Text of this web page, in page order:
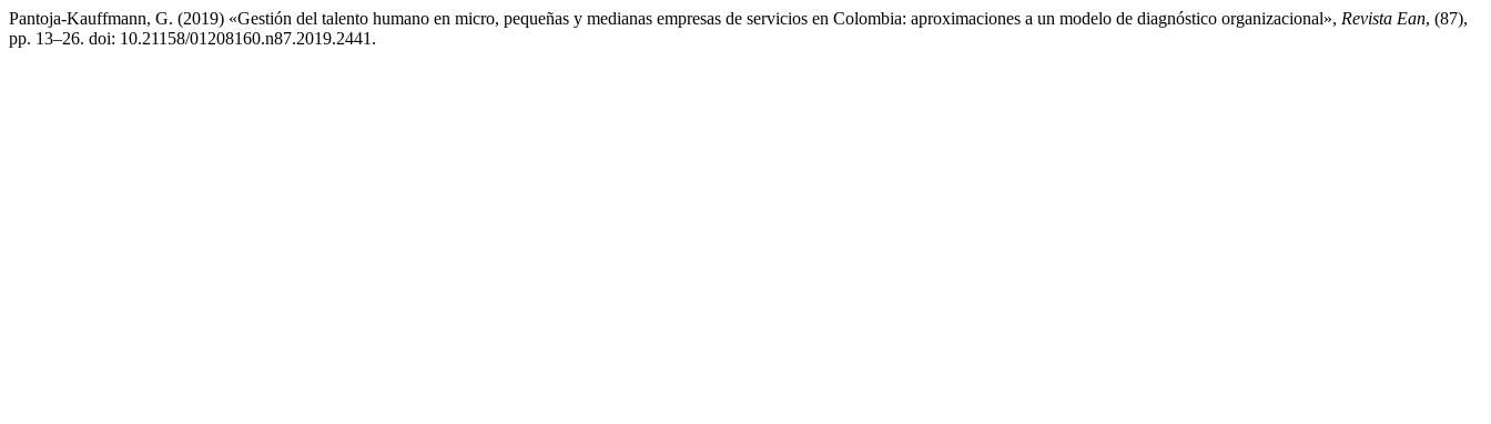
Pantoja-Kauffmann, G. (2019) «Gestión del talento humano en micro, pequeñas y medianas empresas de servicios en Colombia: aproximaciones a un modelo de diagnóstico organizacional», Revista Ean, (87),
pp. 13–26. doi: 10.21158/01208160.n87.2019.2441.